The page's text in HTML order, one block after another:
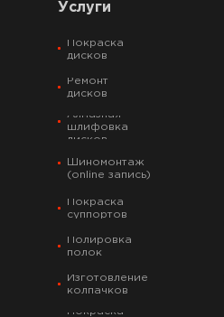
Услуги
Покраска
дисков
Ремонт
дисков
Алмазная
шлифовка
дисков
Шиномонтаж
(online запись)
Покраска
суппортов
Полировка
полок
Изготовление
колпачков
Покраска